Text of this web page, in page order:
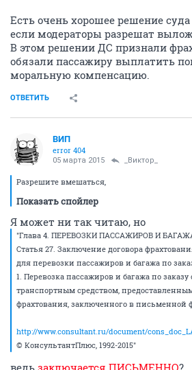
Есть очень хорошее решение
если модераторы разрешат
В этом решении ДС признали
обязали пассажиру выплатить
моральную компенсацию.
ОТВЕТИТЬ
ВИП
error 404
05 марта 2015 _Виктор_
Разрешите вмешаться,
Показать спойлер
Я может ни так читаю, но
"Глава 4. ПЕРЕВОЗКИ ПАССАЖИРОВ И
Статья 27. Заключение договора
для перевозки пассажиров и багажа по
1. Перевозка пассажиров и багажа по заказу
транспортным средством,
фрахтования, заключенного в письменной
http://www.consultant.ru/document/
© КонсультантПлюс, 1992-2015"
ведь заключается ПИСЬМЕННО?